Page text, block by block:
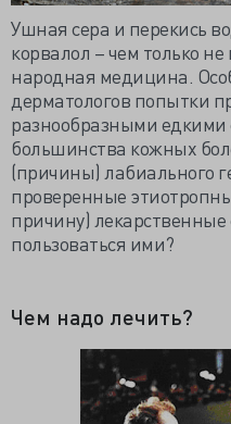
Ушная сера и перекись
корвалол – чем только
народная медицина.
дерматологов попытки
разнообразными едкими
большинства кожных
(причины) лабиального
проверенные
причину) лекарственные
пользоваться ими?
Чем надо лечить?